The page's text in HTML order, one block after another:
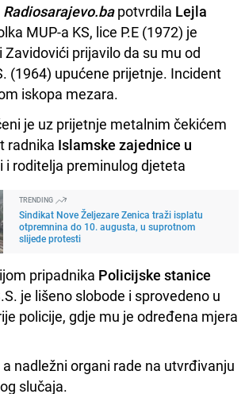
Radiosarajevo.ba potvrdila Lejla
MUP-a KS, lice P.E (1972) je
prijavilo da su mu od
(1964) upućene prijetnje. Incident
iskopa mezara.
je uz prijetnje metalnim čekićem
radnika Islamske zajednice u
i roditelja preminulog djeteta
TRENDING
Sindikat Nove Željezare Zenica traži isplatu
otpremnina do 10. augusta, u suprotnom
slijede protesti
pripadnika Policijske stanice
je lišeno slobode i sprovedeno u
policije, gdje mu je određena mjera
nadležni organi rade na utvrđivanju
slučaja.